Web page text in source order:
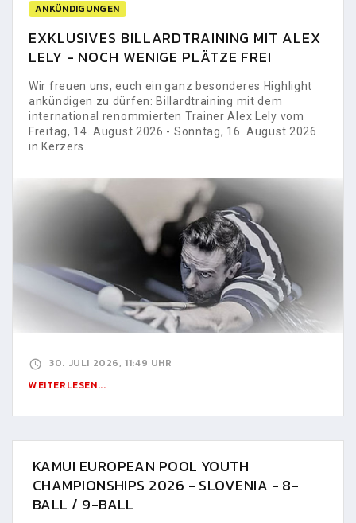
ANKÜNDIGUNGEN
EXKLUSIVES BILLARDTRAINING MIT ALEX
LELY - NOCH WENIGE PLÄTZE FREI
Wir freuen uns, euch ein ganz besonderes Highlight
ankündigen zu dürfen: Billardtraining mit dem
international renommierten Trainer Alex Lely vom
Freitag, 14. August 2026 - Sonntag, 16. August 2026
in Kerzers.
30. JULI 2026, 11:49 UHR
WEITERLESEN...
KAMUI EUROPEAN POOL YOUTH
CHAMPIONSHIPS 2026 - SLOVENIA - 8-
BALL / 9-BALL